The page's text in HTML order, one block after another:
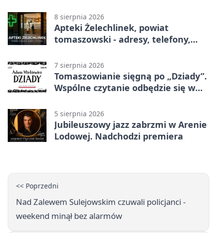
8 sierpnia 2026
Apteki Żelechlinek, powiat
tomaszowski - adresy, telefony,
7 sierpnia 2026
Tomaszowianie sięgną po „Dziady”.
Wspólne czytanie odbędzie się w
5 sierpnia 2026
Jubileuszowy jazz zabrzmi w Arenie
Lodowej. Nadchodzi premiera
<< Poprzedni
Nad Zalewem Sulejowskim czuwali policjanci -
weekend minął bez alarmów